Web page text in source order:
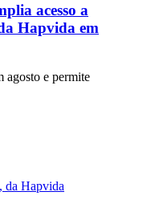
acesso a
Hapvida em
agosto e permite